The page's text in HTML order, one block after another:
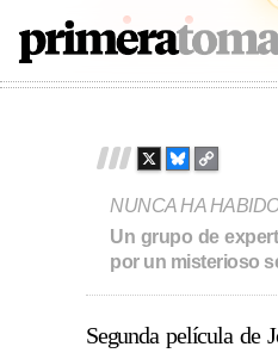
Skip
Predator
B
U
E
S
Y
C
P
Y
L
N
K
NUNCA HA
Un grupo de
por un misterioso
Segunda película de